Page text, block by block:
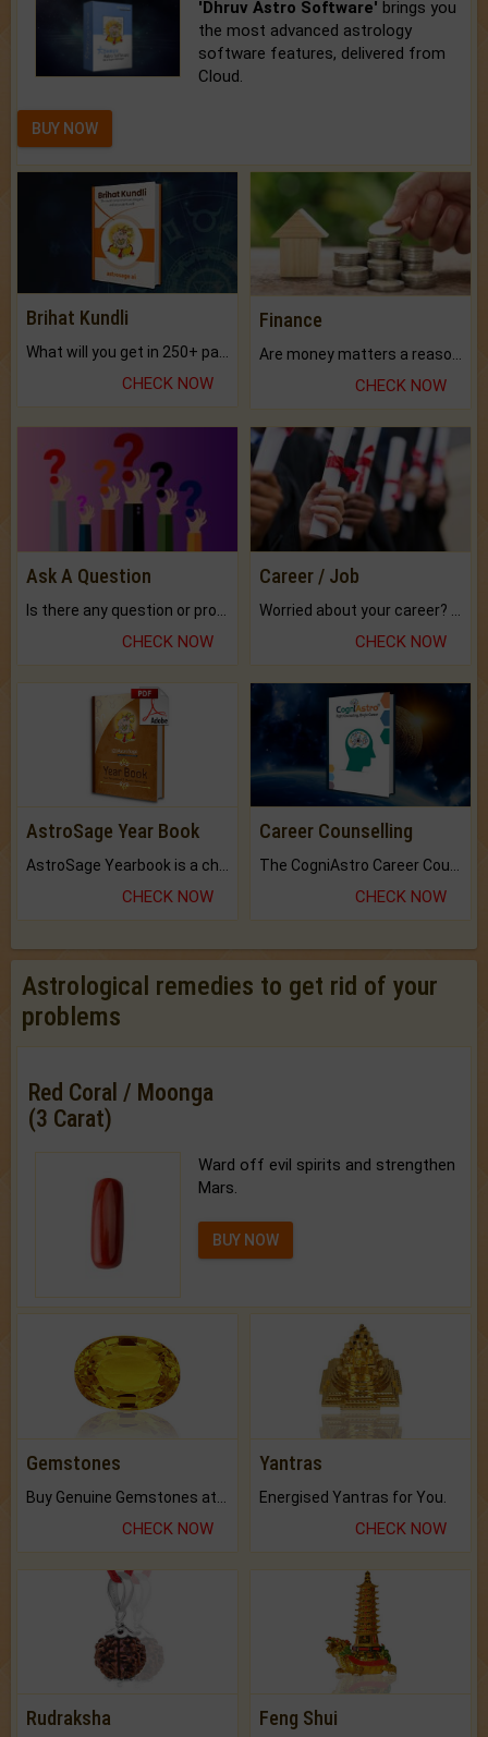
'Dhruv Astro Software' brings you
the most advanced astrology
software features, delivered from
Cloud.
BUY NOW
Brihat Kundli
CHECK NOW
Finance
CHECK NOW
Ask A Question
CHECK NOW
Career / Job
CHECK NOW
AstroSage Year Book
AstroSage Yearbook is a channel to fulfill your dreams and destiny.
CHECK NOW
Career Counselling
The CogniAstro Career Counselling Report is the most comprehensive report available on this topic.
CHECK NOW
Astrological remedies to get rid of your
problems
Red Coral / Moonga
(3 Carat)
Ward off evil spirits and strengthen
Mars.
BUY NOW
Gemstones
CHECK NOW
Yantras
Energised Yantras for You.
CHECK NOW
Rudraksha Feng Shui